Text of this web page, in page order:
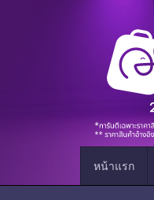
หน้าแรก